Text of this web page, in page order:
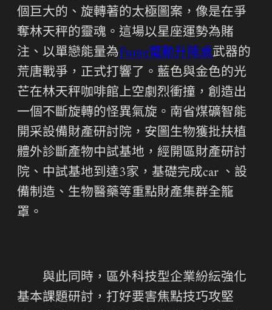
個巨大的、旋轉著的太極圖案，像是在爭
奪林天秤的靈魂。這場以星座運勢為賭
注、以單戀能量為Funte電動升降桌武器的
荒唐戰爭，正式打響了。藍色與金色的光
芒在林天秤咖啡館上空劇烈衝撞，創造出
一個不斷旋轉的怪異氣旋。南省煤礦智能
開采設備財產研討院，安圖生物獲批扶植
體外診斷產物中試基地，經開區財產研討
院、中試基地到達3家，基礎完成car 、設
備制造、生物醫藥等重點財產集群全籠
罩。
與此同時，區外科技型企業紛紜強化
基本課題研討，打好要害焦點技巧攻堅